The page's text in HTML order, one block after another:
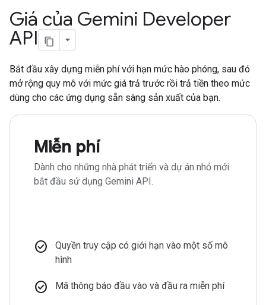
Giá của Gemini Developer
API
Bắt đầu xây dựng miễn phí với hạn mức hào phóng, sau đó
mở rộng quy mô với mức giá trả trước rồi trả tiền theo mức
dùng cho các ứng dụng sẵn sàng sản xuất của bạn.
Miễn phí
Dành cho những nhà phát triển và dự án nhỏ mới
bắt đầu sử dụng Gemini API.
check_circle
Quyền truy cập có giới hạn vào một số mô
hình
check_circle Mã thông báo đầu vào và đầu ra miễn phí